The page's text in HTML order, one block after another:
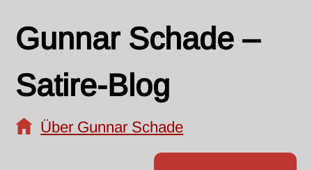
Gunnar Schade –
Satire-Blog
Über Gunnar Schade